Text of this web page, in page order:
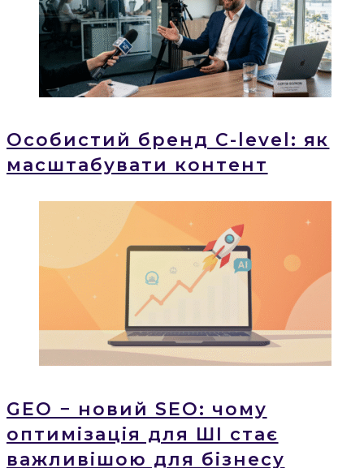
Особистий бренд C-level: як
масштабувати контент
GEO − новий SEO: чому
оптимізація для ШІ стає
важливішою для бізнесу